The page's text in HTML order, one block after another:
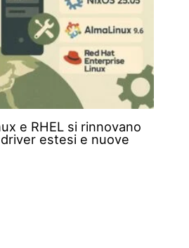
e RHEL si rinnovano
estesi e nuove